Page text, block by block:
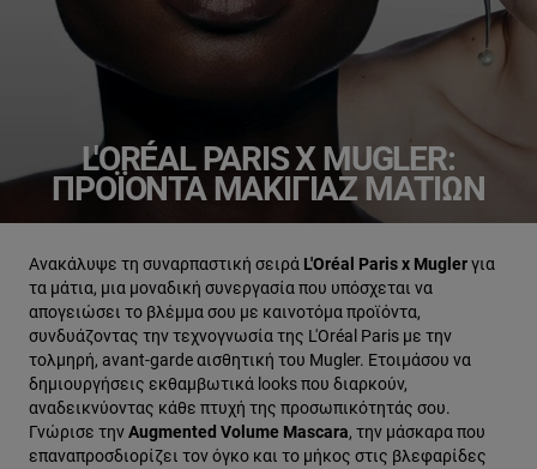
L'ORÉAL PARIS X MUGLER:
ΠΡΟΪΌΝΤΑ MΑΚΙΓΙΆΖ ΜΑΤΙΏΝ
Ανακάλυψε τη συναρπαστική σειρά L'Oréal Paris x Muglerγια
τα μάτια, μια μοναδική συνεργασία που υπόσχεται να
απογειώσει το βλέμμα σου με καινοτόμα προϊόντα,
συνδυάζοντας την τεχνογνωσία της L'Oréal Paris με την
τολμηρή, avant-garde αισθητική του Mugler. Ετοιμάσου να
δημιουργήσεις εκθαμβωτικά looks που διαρκούν,
αναδεικνύοντας κάθε πτυχή της προσωπικότητάς σου.
Γνώρισε τηνAugmented Volume Mascara, την μάσκαρα που
επαναπροσδιορίζει τον όγκο και το μήκος στις βλεφαρίδες